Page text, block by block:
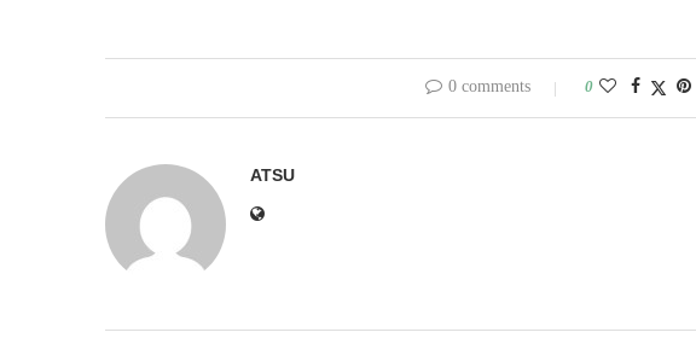
0 comments 0
ATSU